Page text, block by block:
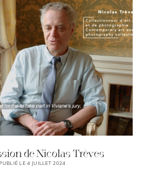
de Nicolas Trèves
PUBLIÉ LE 4 JUILLET 2024